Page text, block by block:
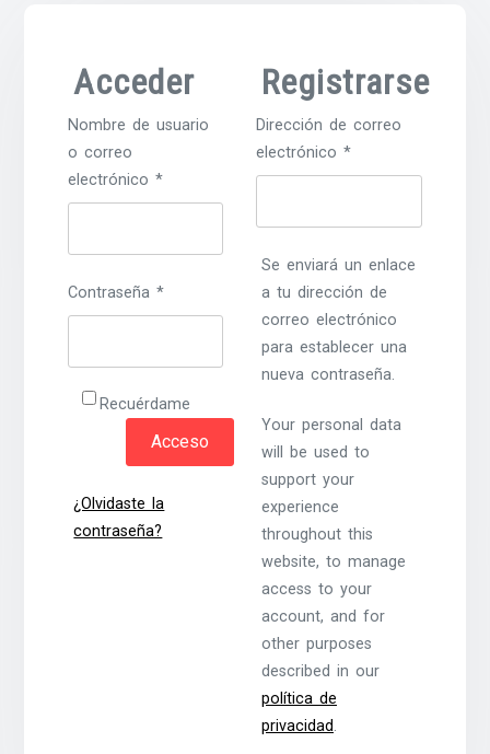
Acceder
Nombre de usuario
o correo
electrónico*
Contraseña*
Recuérdame
Acceso
¿Olvidaste la
contraseña?
Registrarse
Dirección de correo
electrónico *
Se enviará un enlace
a tu dirección de
correo electrónico
para establecer una
nueva contraseña.
Your personal data
will be used to
support your
experience
throughout this
website, to manage
access to your
account, and for
other purposes
described in our
política de
privacidad.